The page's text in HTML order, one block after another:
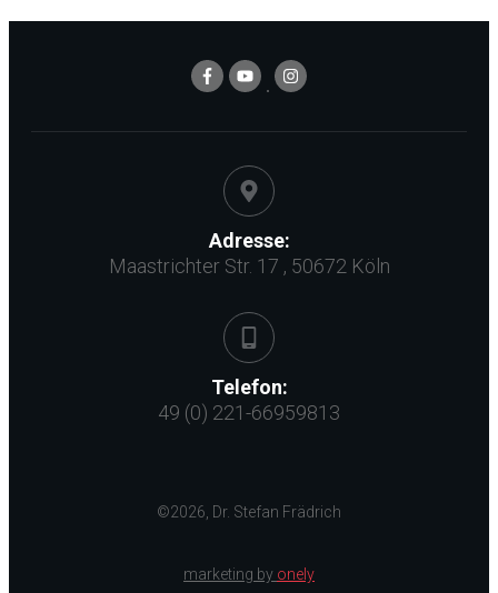
Adresse:
Maastrichter Str. 17 , 50672 Köln
Telefon:
49 (0) 221-66959813
©2026, Dr. Stefan Frädrich
marketing by onely